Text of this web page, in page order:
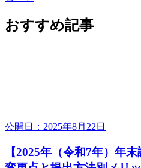
おすすめ記事
公開日：2025年8月22日
【2025年（令和7年）年末